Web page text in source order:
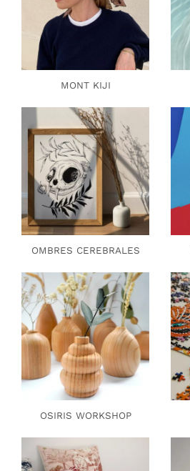
MONT KIJI
OMBRES CEREBRALES
OSIRIS WORKSHOP